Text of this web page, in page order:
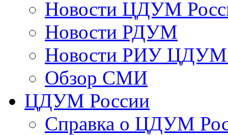
Новости ЦДУМ
Новости РДУМ
Новости РИУ ЦДУМ
Обзор СМИ
ЦДУМ России
Справка о ЦДУМ